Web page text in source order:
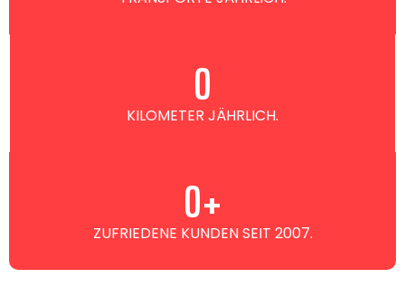
KILOMETER JÄHRLICH.
0
ZUFRIEDENE KUNDEN SEIT 2007.
0+